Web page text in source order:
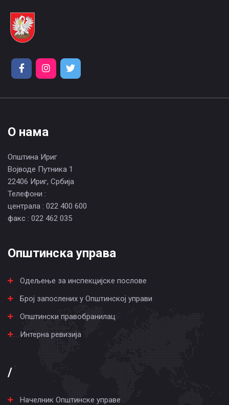
О нама
Општина Ириг
Војводе Путника 1
22406 Ириг, Србија
Телефони :
централа : 022 400 600
факс : 022 462 035
Општинска управа
Одељење за инспекцијске послове
Број запослених у Општинској управи
Општински правобранилац
Интерна ревизија
/
Начелник Општинске управе